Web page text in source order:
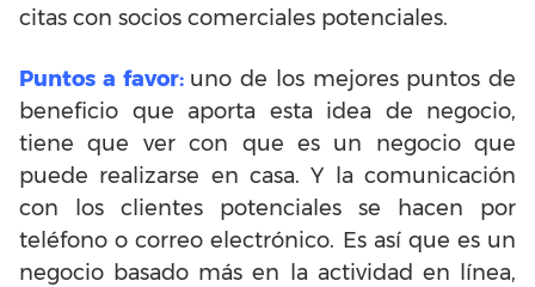
citas con socios comerciales potenciales.
Puntos a favor: uno de los mejores puntos de
beneficio que aporta esta idea de negocio,
tiene que ver con que es un negocio que
puede realizarse en casa. Y la comunicación
con los clientes potenciales se hacen por
teléfono o correo electrónico. Es así que es un
negocio basado más en la actividad en línea,